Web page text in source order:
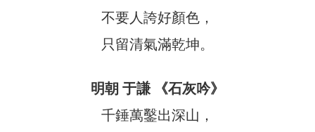
不要人誇好顏色，
只留清氣滿乾坤。
明朝 于謙 《石灰吟》
千錘萬鑿出深山，